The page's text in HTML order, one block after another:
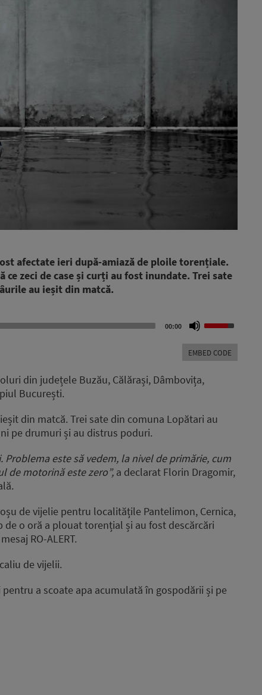
afectate ieri după-amiază de ploile torențiale.
zeci de case și curți au fost inundate. Trei sate
au ieșit din matcă.
00:00
Up/Down
keys
increase
volume.
EMBED CODE
din județele Buzău, Călărași, Dâmbovița,
București.
din matcă. Trei sate din comuna Lopătari au
pe drumuri și au distrus poduri.
este să vedem, la nivel de primărie, cum
de motorină este zero”, a declarat Florin Dragomir,
de vijelie pentru localitățile Pantelimon, Cernica,
de o oră a plouat torențial și au fost descărcări
RO-ALERT.
de vijelii.
a scoate apa acumulată în gospodării și pe